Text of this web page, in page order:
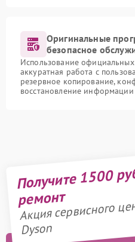
Оригинальные
безопасное
Использование
аккуратная работа с
резервное копирование,
восстановление
Получите 1500
ремонт
Акция сервисного
Dyson